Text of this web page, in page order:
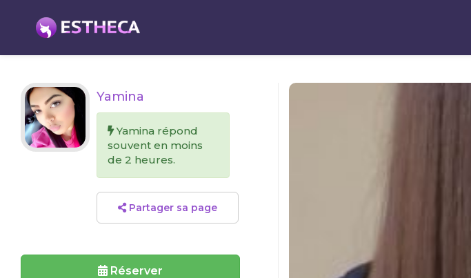
Yamina
Yamina répond
souvent en moins
de 2 heures.
Partager sa page
Réserver